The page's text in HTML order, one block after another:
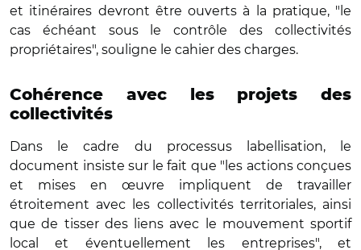
et itinéraires devront être ouverts à la pratique, "le
cas échéant sous le contrôle des collectivités
propriétaires", souligne le cahier des charges.
Cohérence avec les projets des
collectivités
Dans le cadre du processus labellisation, le
document insiste sur le fait que "les actions conçues
et mises en œuvre impliquent de travailler
étroitement avec les collectivités territoriales, ainsi
que de tisser des liens avec le mouvement sportif
local et éventuellement les entreprises", et